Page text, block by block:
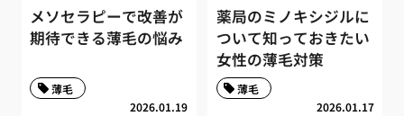
メソセラピーで改善が
期待できる薄毛の悩み
2026.01.19
薄毛
薬局のミノキシジルに
ついて知っておきたい
女性の薄毛対策
2026.01.17
薄毛